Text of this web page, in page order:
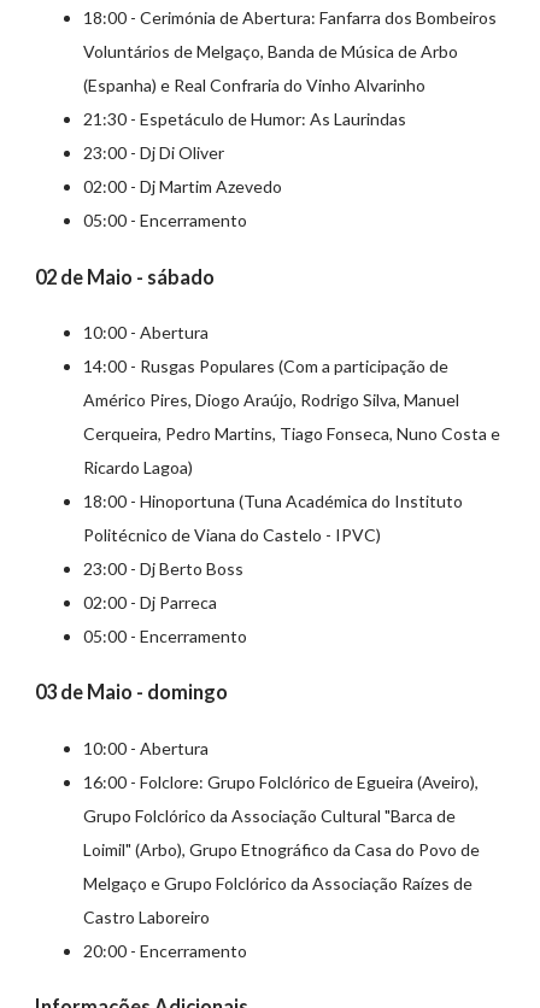
18:00 - Cerimónia de Abertura: Fanfarra dos Bombeiros
Voluntários de Melgaço, Banda de Música de Arbo
(Espanha) e Real Confraria do Vinho Alvarinho
21:30 - Espetáculo de Humor: As Laurindas
23:00 - Dj Di Oliver
02:00 - Dj Martim Azevedo
05:00 - Encerramento
02 de Maio - sábado
10:00 - Abertura
14:00 - Rusgas Populares (Com a participação de
Américo Pires, Diogo Araújo, Rodrigo Silva, Manuel
Cerqueira, Pedro Martins, Tiago Fonseca, Nuno Costa e
Ricardo Lagoa)
18:00 - Hinoportuna (Tuna Académica do Instituto
Politécnico de Viana do Castelo - IPVC)
23:00 - Dj Berto Boss
02:00 - Dj Parreca
05:00 - Encerramento
03 de Maio - domingo
10:00 - Abertura
16:00 - Folclore: Grupo Folclórico de Egueira (Aveiro),
Grupo Folclórico da Associação Cultural "Barca de
Loimil" (Arbo), Grupo Etnográfico da Casa do Povo de
Melgaço e Grupo Folclórico da Associação Raízes de
Castro Laboreiro
20:00 - Encerramento